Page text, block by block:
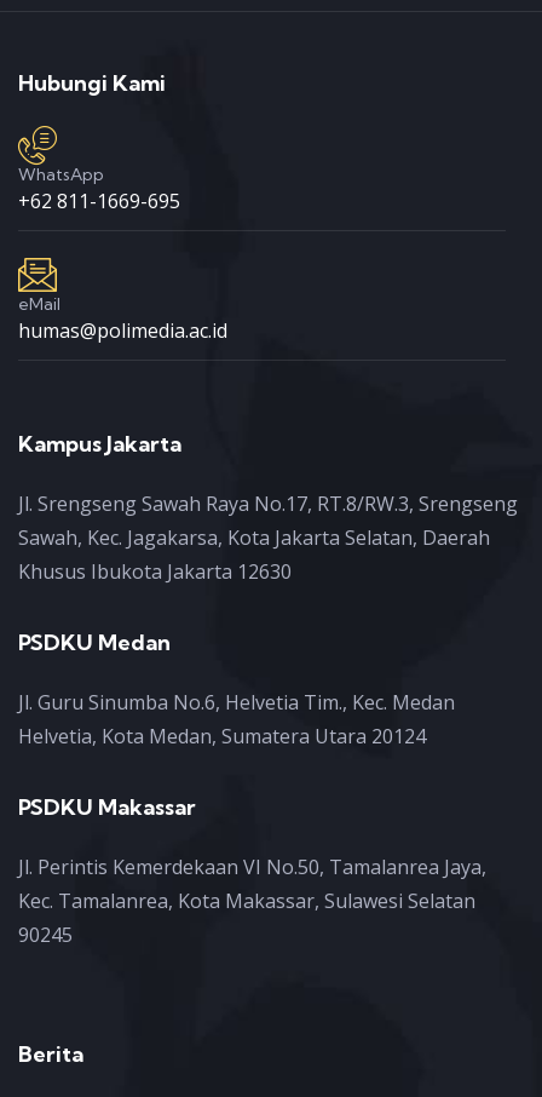
Hubungi Kami
WhatsApp
+62 811-1669-695
eMail
humas@polimedia.ac.id
Kampus Jakarta
Jl. Srengseng Sawah Raya No.17, RT.8/RW.3, Srengseng
Sawah, Kec. Jagakarsa, Kota Jakarta Selatan, Daerah
Khusus Ibukota Jakarta 12630
PSDKU Medan
Jl. Guru Sinumba No.6, Helvetia Tim., Kec. Medan
Helvetia, Kota Medan, Sumatera Utara 20124
PSDKU Makassar
Jl. Perintis Kemerdekaan VI No.50, Tamalanrea Jaya,
Kec. Tamalanrea, Kota Makassar, Sulawesi Selatan
90245
Berita